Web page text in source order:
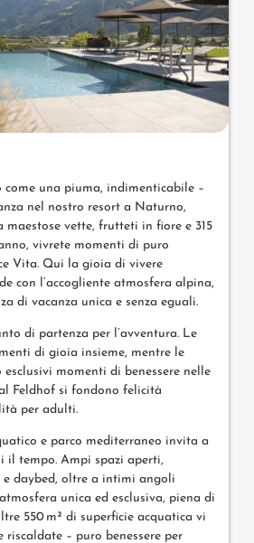
come una piuma, indimenticabile –
nel nostro resort a Naturno,
maestose vette, frutteti in fiore e 315
vivrete momenti di puro
Vita. Qui la gioia di vivere
con l’accogliente atmosfera alpina,
di vacanza unica e senza eguali.
di partenza per l’avventura. Le
di gioia insieme, mentre le
esclusivi momenti di benessere nelle
Feldhof si fondono felicità
per adulti.
e parco mediterraneo invita a
il tempo. Ampi spazi aperti,
e daybed, oltre a intimi angoli
unica ed esclusiva, piena di
550 m² di superficie acquatica vi
riscaldate – puro benessere per